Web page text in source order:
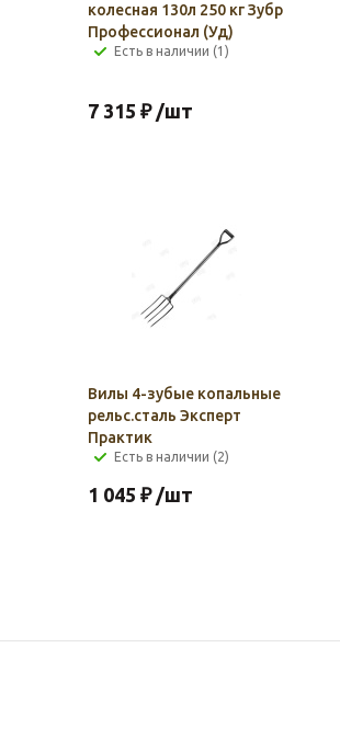
колесная 130л 250 кг Зубр
Профессионал (Уд)
Есть в наличии (1)
7 315 ₽ /шт
Вилы 4-зубые копальные
рельс.сталь Эксперт
Практик
Есть в наличии (2)
1 045 ₽ /шт